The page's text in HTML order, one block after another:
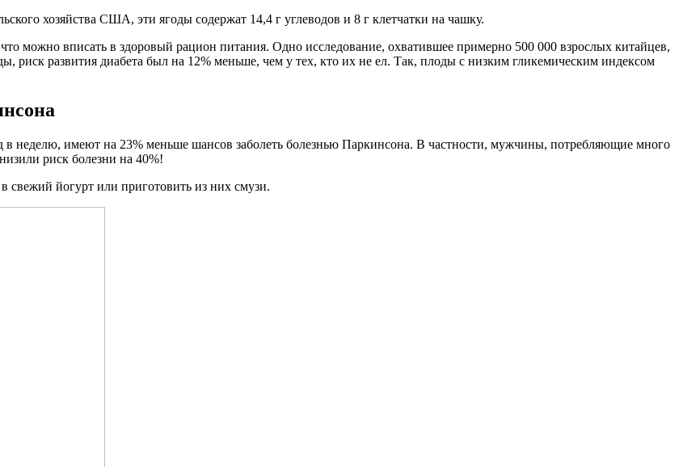
хозяйства США, эти ягоды содержат 14,4 г углеводов и 8 г клетчатки на чашку.
можно вписать в здоровый рацион питания. Одно исследование, охватившее примерно 500 000 взрослых китайцев,
риск развития диабета был на 12% меньше, чем у тех, кто их не ел. Так, плоды с низким гликемическим индексом
неделю, имеют на 23% меньше шансов заболеть болезнью Паркинсона. В частности, мужчины, потребляющие много
риск болезни на 40%!
свежий йогурт или приготовить из них смузи.